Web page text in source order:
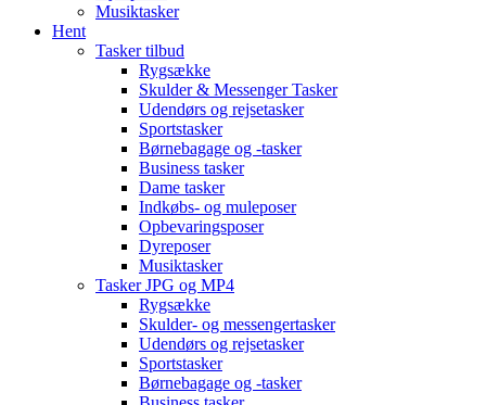
Musiktasker
Hent
Tasker tilbud
Rygsække
Skulder & Messenger Tasker
Udendørs og rejsetasker
Sportstasker
Børnebagage og -tasker
Business tasker
Dame tasker
Indkøbs- og muleposer
Opbevaringsposer
Dyreposer
Musiktasker
Tasker JPG og MP4
Rygsække
Skulder- og messengertasker
Udendørs og rejsetasker
Sportstasker
Børnebagage og -tasker